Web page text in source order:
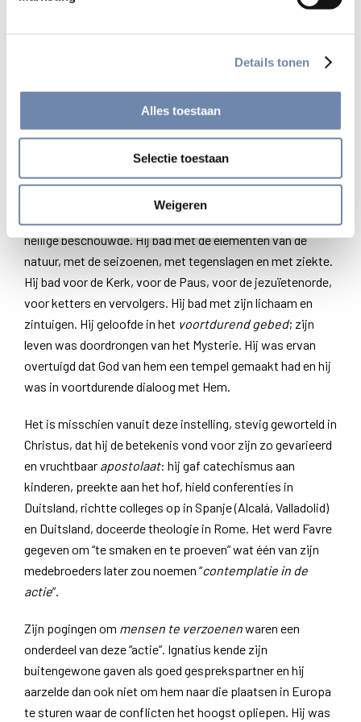
Details tonen
Alles toestaan
Selectie toestaan
Weigeren
omstandigheid, elke plaats en elk moment was voor Favre
. Hij begreep dat zijn vriendschap
met Jezus gebaseerd was op de mysteries van het leven
van Christus, “lessen van de Geest” voor zijn roeping en op
zijn weg om aan Christus gelijk te worden, die hij vroom
overwoog om er “voordeel uit te trekken.” Favre bad in een ​​
constante samenspraak met Jezus en Maria, de engelen
en heiligen, martelaren en “privé heiligen”, onder wie de
heilige beschouwde. Hij bad met de elementen van de
natuur, met de seizoenen, met tegenslagen en met ziekte.
Hij bad voor de Kerk, voor de Paus, voor de jezuïetenorde,
voor ketters en vervolgers. Hij bad met zijn lichaam en
zintuigen. Hij geloofde in het voortdurend gebed; zijn
leven was doordrongen van het Mysterie. Hij was ervan
overtuigd dat God van hem een tempel gemaakt had en hij
was in voortdurende dialoog met Hem.
Het is misschien vanuit deze instelling, stevig geworteld in
Christus, dat hij de betekenis vond voor zijn zo gevarieerd
en vruchtbaar apostolaat: hij gaf catechismus aan
kinderen, preekte aan het hof, hield conferenties in
Duitsland, richtte colleges op in Spanje (Alcalá, Valladolid)
en Duitsland, doceerde theologie in Rome. Het werd Favre
gegeven om “te smaken en te proeven” wat één van zijn
medebroeders later zou noemen “contemplatie in de
actie”.
Zijn pogingen om mensen te verzoenenwaren een
onderdeel van deze “actie”. Ignatius kende zijn
buitengewone gaven als goed gesprekspartner en hij
aarzelde dan ook niet om hem naar die plaatsen in Europa
te sturen waar de conflicten het hoogst opliepen. Hij was